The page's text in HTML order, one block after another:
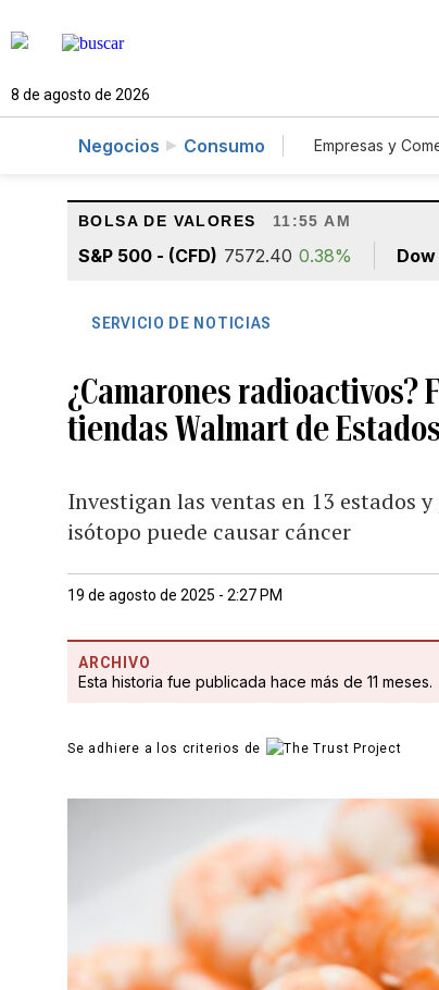
8 de agosto de 2026
Negocios Consumo Empresas y
BOLSA DE VALORES 11:55 AM
S&P 500 - (CFD) 7572.40 0.38%
SERVICIO DE NOTICIAS
¿Camarones radioactivos?
tiendas Walmart de
Investigan las ventas en 13 estados
isótopo puede causar cáncer
19 de agosto de 2025 - 2:27 PM
ARCHIVO
Esta historia fue publicada hace más de 11 meses.
Se adhiere a los criterios de